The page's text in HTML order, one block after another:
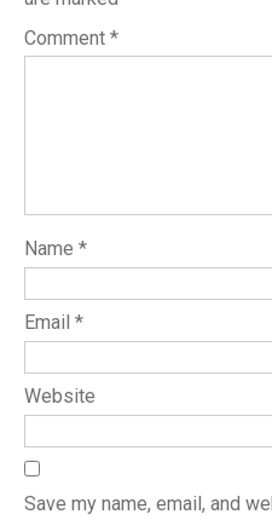
Comment *
Name *
Email *
Website
Save my name, email, and